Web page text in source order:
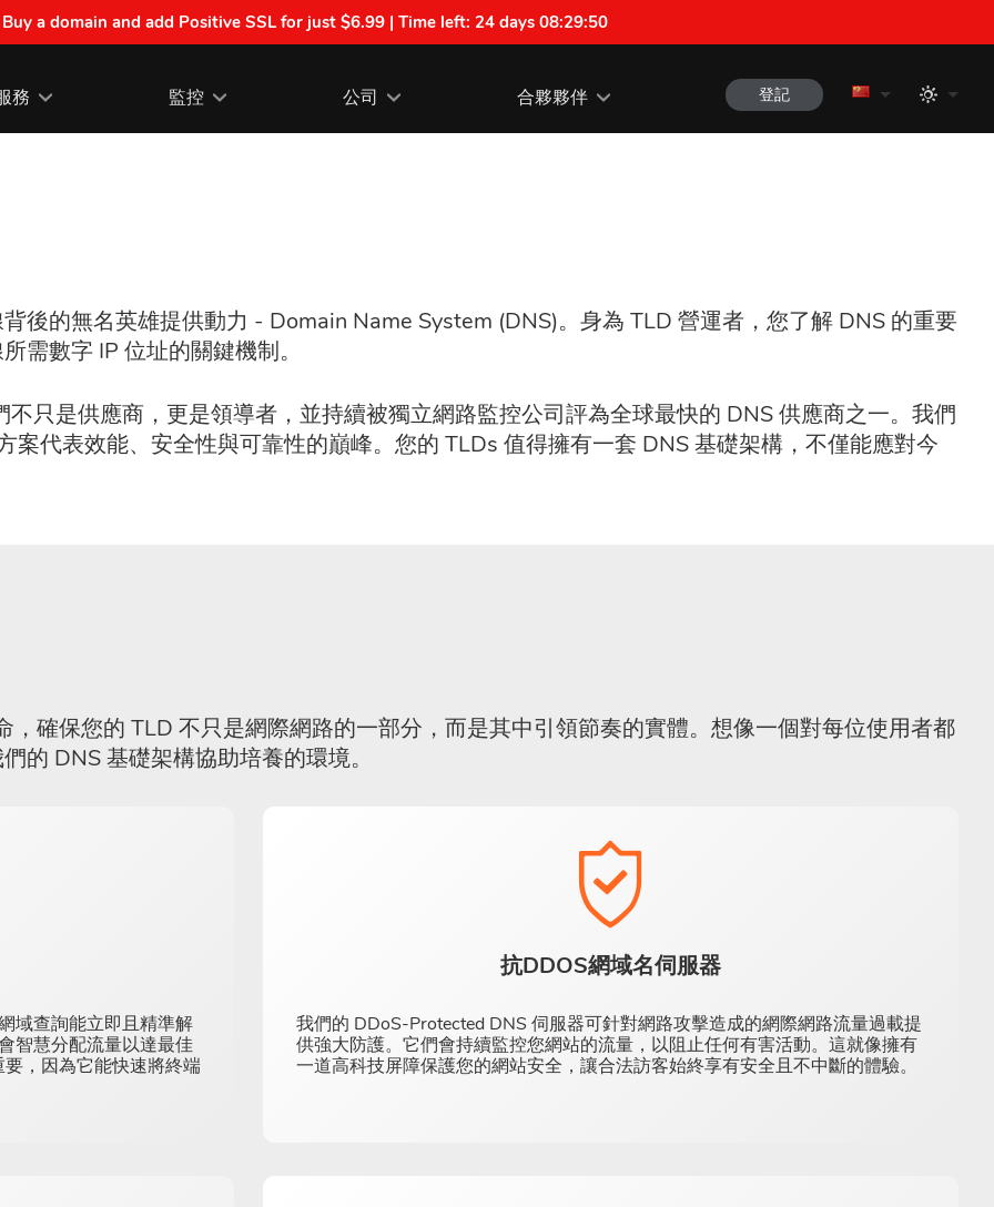
a domain and add Positive SSL for just $6.99 | Time left: 24 days 08:29:49
務 監控 公司 合夥夥伴 登記
後的無名英雄提供動力 - Domain Name System (DNS)。身為 TLD 營運者，您了解 DNS 的重要
需數字 IP 位址的關鍵機制。
只是供應商，更是領導者，並持續被獨立網路監控公司評為全球最快的 DNS 供應商之一。我們
案代表效能、安全性與可靠性的巔峰。您的 TLDs 值得擁有一套 DNS 基礎架構，不僅能應對今
確保您的 TLD 不只是網際網路的一部分，而是其中引領節奏的實體。想像一個對每位使用者都
的 DNS 基礎架構協助培養的環境。
域查詢能立即且精準解
智慧分配流量以達最佳
，因為它能快速將終端
抗DDOS網域名伺服器
我們的 DDoS-Protected DNS 伺服器可針對網路攻擊造成的網際網路流量過載提
供強大防護。它們會持續監控您網站的流量，以阻止任何有害活動。這就像擁有
一道高科技屏障保護您的網站安全，讓合法訪客始終享有安全且不中斷的體驗。